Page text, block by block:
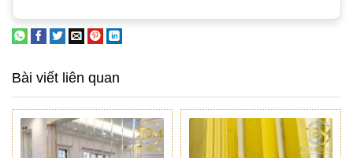
Bài viết liên quan